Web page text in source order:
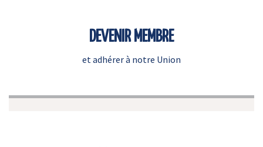
DEVENIR MEMBRE
et adhérer à notre Union